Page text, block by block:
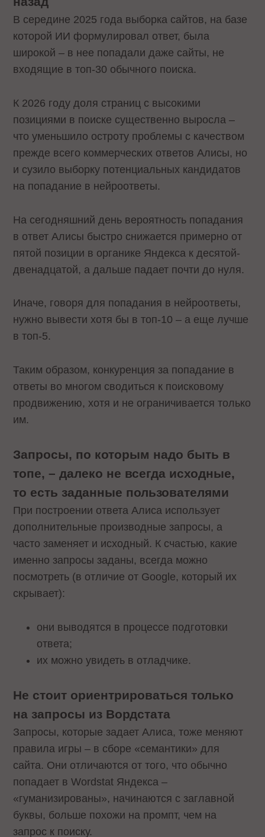
В середине 2025 года выборка сайтов, на базе
которой ИИ формулировал ответ, была
широкой – в нее попадали даже сайты, не
входящие в топ-30 обычного поиска.
К 2026 году доля страниц с высокими
позициями в поиске существенно выросла –
что уменьшило остроту проблемы с качеством
прежде всего коммерческих ответов Алисы, но
и сузило выборку потенциальных кандидатов
на попадание в нейроответы.
На сегодняшний день вероятность попадания
в ответ Алисы быстро снижается примерно от
пятой позиции в органике Яндекса к десятой-
двенадцатой, а дальше падает почти до нуля.
Иначе, говоря для попадания в нейроответы,
нужно вывести хотя бы в топ-10 – а еще лучше
в топ-5.
Таким образом, конкуренция за попадание в
ответы во многом сводиться к поисковому
продвижению, хотя и не ограничивается только
им.
Запросы, по которым надо быть в
топе, – далеко не всегда исходные,
то есть заданные пользователями
При построении ответа Алиса использует
дополнительные производные запросы, а
часто заменяет и исходный. К счастью, какие
именно запросы заданы, всегда можно
посмотреть (в отличие от Google, который их
скрывает):
они выводятся в процессе подготовки
ответа;
их можно увидеть в отладчике.
Не стоит ориентрироваться только
на запросы из Вордстата
Запросы, которые задает Алиса, тоже меняют
правила игры – в сборе «семантики» для
сайта. Они отличаются от того, что обычно
попадает в Wordstat Яндекса –
«гуманизированы», начинаются с заглавной
буквы, больше похожи на промпт, чем на
запрос к поиску.